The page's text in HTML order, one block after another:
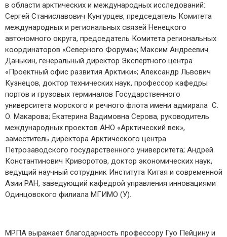
в области арктических и международных исследований:
Сергей Станиславович Кунгурцев, председатель Комитета
международных и региональных связей Ненецкого
автономного округа, председатель Комитета региональных
координаторов «Северного Форума»; Максим Андреевич
Данькин, генеральный директор Экспертного центра
«Проектный офис развития Арктики»; Александр Львович
Кузнецов, доктор технических наук, профессор кафедры
портов и грузовых терминалов Государственного
университета морского и речного флота имени адмирала С.
О. Макарова; Екатерина Вадимовна Серова, руководитель
международных проектов АНО «Арктический век»,
заместитель директора Арктического центра
Петрозаводского государственного университета; Андрей
Константинович Криворотов, доктор экономических наук,
ведущий научный сотрудник Института Китая и современной
Азии РАН, заведующий кафедрой управления инновациями
Одинцовского филиала МГИМО (У).
МРПА выражает благодарность профессору Гуо Пейцину и